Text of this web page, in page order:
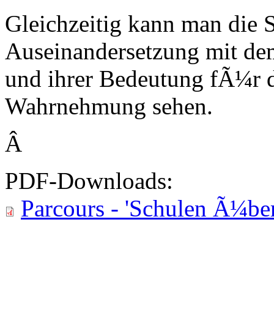
Gleichzeitig kann man die
Auseinandersetzung mit
und ihrer Bedeutung fÃ¼r
Wahrnehmung sehen.
Â
PDF-Downloads:
Parcours - 'Schulen